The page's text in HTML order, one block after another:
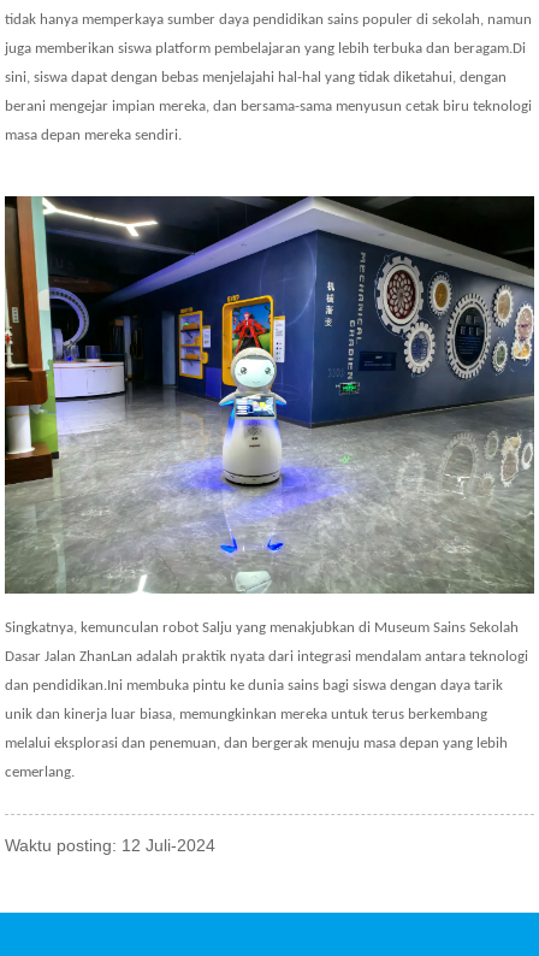
tidak hanya memperkaya sumber daya pendidikan sains populer di sekolah, namun
juga memberikan siswa platform pembelajaran yang lebih terbuka dan beragam.Di
sini, siswa dapat dengan bebas menjelajahi hal-hal yang tidak diketahui, dengan
berani mengejar impian mereka, dan bersama-sama menyusun cetak biru teknologi
masa depan mereka sendiri.
Singkatnya, kemunculan robot Salju yang menakjubkan di Museum Sains Sekolah
Dasar Jalan ZhanLan adalah praktik nyata dari integrasi mendalam antara teknologi
dan pendidikan.Ini membuka pintu ke dunia sains bagi siswa dengan daya tarik
unik dan kinerja luar biasa, memungkinkan mereka untuk terus berkembang
melalui eksplorasi dan penemuan, dan bergerak menuju masa depan yang lebih
cemerlang.
Waktu posting: 12 Juli-2024